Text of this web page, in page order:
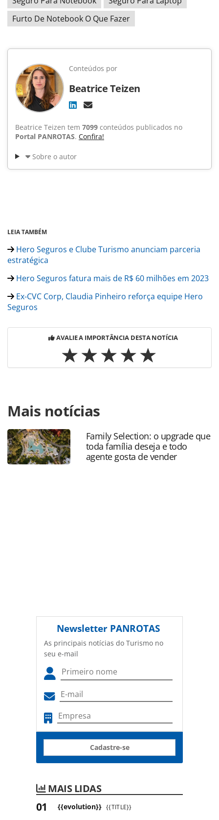
Furto De Notebook O Que Fazer
Conteúdos por
Beatrice Teizen
Beatrice Teizen tem 7099 conteúdos publicados no
Portal PANROTAS. Confira!
Sobre o autor
LEIA TAMBÉM
Hero Seguros e Clube Turismo anunciam parceria
estratégica
Hero Seguros fatura mais de R$ 60 milhões em 2023
Ex-CVC Corp, Claudia Pinheiro reforça equipe Hero
Seguros
AVALIE A IMPORTÂNCIA DESTA NOTÍCIA
https://www.panrotas.com.br/mercado/cartoes-de-
assistencia/2024/05/hero-seguros-lanca-cobertura-para-
pets-e-notebooks_205265.html ou as ferramentas
oferecidas na página. Todo o conteúdo produzido pela
PANROTAS Editora é protegido pela legislação brasileira
sobre direito autoral. Não reproduza o conteúdo sem
Mais notícias
Family Selection: o upgrade que
toda família deseja e todo
agente gosta de vender
Newsletter PANROTAS
As principais notícias do Turismo no
seu e-mail
Cadastre-se
MAIS LIDAS
{{evolution}} {{TITLE}}